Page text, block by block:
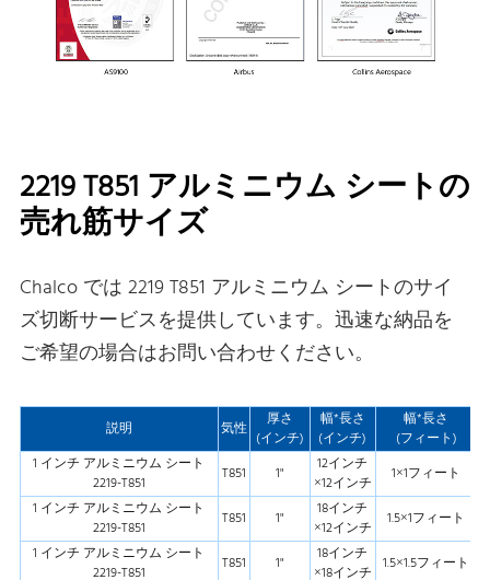
2219 T851 アルミニウム シートの
売れ筋サイズ
Chalco では 2219 T851 アルミニウム シートのサイ
ズ切断サービスを提供しています。迅速な納品を
ご希望の場合はお問い合わせください。
説明 気性
厚さ
(インチ)
幅*長さ
(インチ)
幅*長さ
(フィート)
1 インチ アルミニウム シート
2219-T851
T851 1"
12インチ
×12インチ
1×1フィート
1 インチ アルミニウム シート
2219-T851
T851 1"
18インチ
×12インチ
1.5×1フィート
1 インチ アルミニウム シート
2219-T851
T851 1"
18インチ
×18インチ 1.5×1.5フィート